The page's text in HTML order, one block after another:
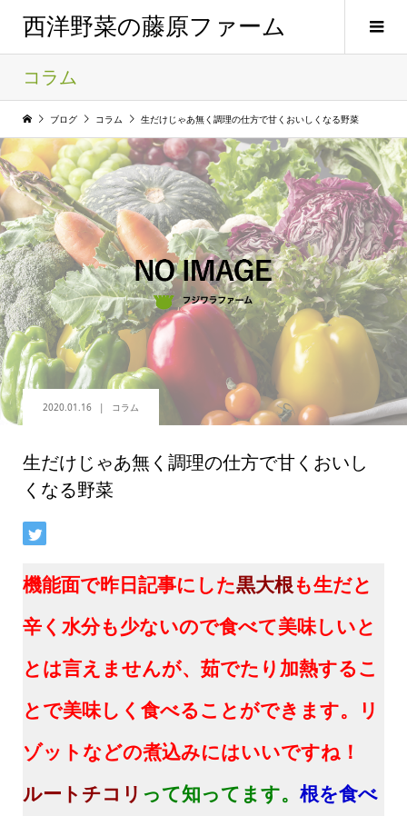
西洋野菜の藤原ファーム
コラム
ブログ コラム 生だけじゃあ無く調理の仕方で甘くおいしくなる野菜
2020.01.16 コラム
生だけじゃあ無く調理の仕方で甘くおいし
くなる野菜
機能面で昨日記事にした黒大根も生だと
辛く水分も少ないので食べて美味しいと
とは言えませんが、茹でたり加熱するこ
とで美味しく食べることができます。リ
ゾットなどの煮込みにはいいですね！
ルートチコリ って知ってます。 根を食べ